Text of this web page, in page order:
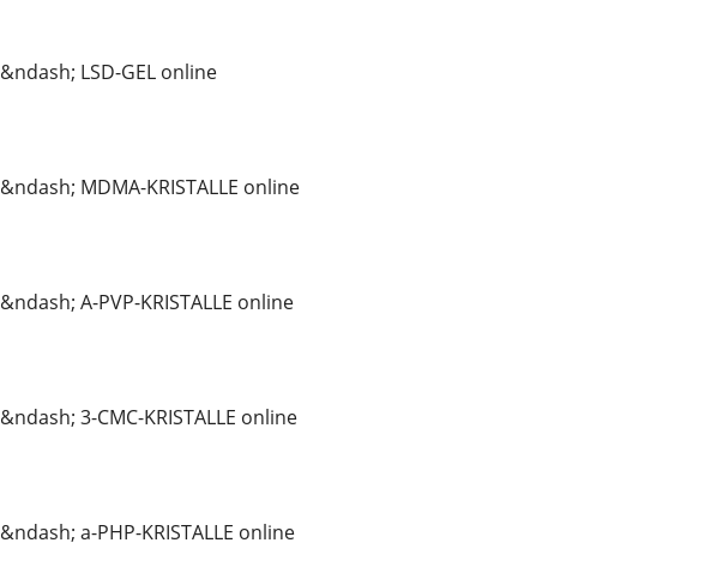
&ndash; LSD-GEL online
&ndash; MDMA-KRISTALLE online
&ndash; A-PVP-KRISTALLE online
&ndash; 3-CMC-KRISTALLE online
&ndash; a-PHP-KRISTALLE online